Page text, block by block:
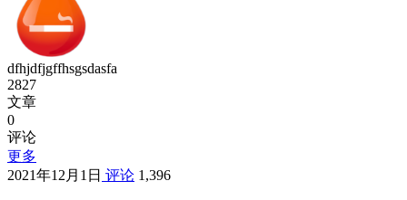
dfhjdfjgffhsgsdasfa
2827
文章
0
评论
更多
2021年12月1日 评论 1,396